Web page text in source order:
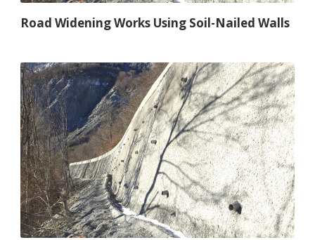
Road Widening Works Using Soil-Nailed Walls